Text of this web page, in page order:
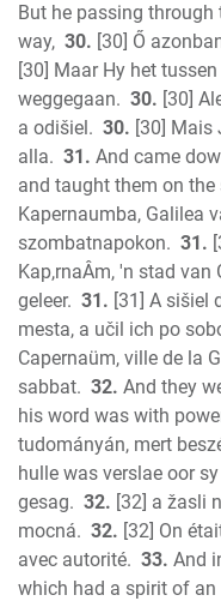
But he passing
way, 30. [30] Ő
[30] Maar Hy het
weggegaan. 30. [30]
a odišiel. 30. [30] Mais
alla. 31. And came
and taught them on the
Kapernaumba, Galilea
szombatnapokon. 31.
Kap,rnaÂm, 'n stad
geleer. 31. [31] A sišiel
mesta, a učil ich po
Capernaüm, ville de la
sabbat. 32. And they
his word was with
tudományán, mert
hulle was verslae oor
gesag. 32. [32] a žasli
mocná. 32. [32] On
avec autorité. 33. And
which had a spirit of